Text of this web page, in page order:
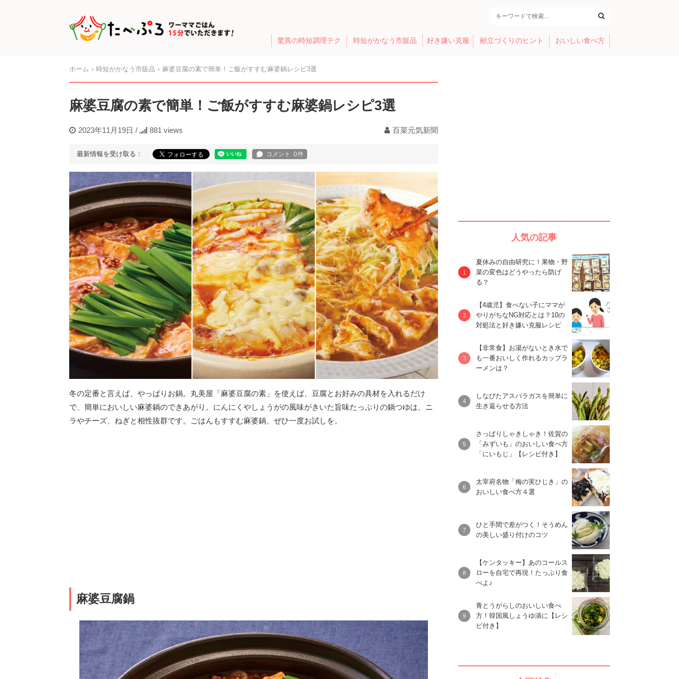
驚異の時短調理テク 時短がかなう市販品 好き嫌い克服 献立づくりのヒント おいしい食べ方
ホーム 時短がかなう市販品 麻婆豆腐の素で簡単！ご飯がすすむ麻婆鍋レシピ3選
麻婆豆腐の素で簡単！ご飯がすすむ麻婆鍋レシピ3選
2023年11月19日 / 881 views 百菜元気新聞
最新情報を受け取る：
冬の定番と言えば、やっぱりお鍋。丸美屋「麻婆豆腐の素」を使えば、豆腐とお好みの具材を入れるだけ
で、簡単においしい麻婆鍋のできあがり。にんにくやしょうがの風味がきいた旨味たっぷりの鍋つゆは、ニ
ラやチーズ、ねぎと相性抜群です。ごはんもすすむ麻婆鍋、ぜひ一度お試しを。
麻婆豆腐鍋
人気の記事
夏休みの自由研究に！果物・野
菜の変色はどうやったら防げ
る？
【4歳児】食べない子にママが
やりがちなNG対応とは？10の
対処法と好き嫌い克服レシピ
【非常食】お湯がないとき水で
も一番おいしく作れるカップラ
ーメンは？
しなびたアスパラガスを簡単に
生き返らせる方法
さっぱりしゃきしゃき！佐賀の
「みずいも」のおいしい食べ方
「にいもじ」【レシピ付き】
太宰府名物「梅の実ひじき」の
おいしい食べ方４選
ひと手間で差がつく！そうめん
の美しい盛り付けのコツ
【ケンタッキー】あのコールス
ローを自宅で再現！たっぷり食
べよ♪
青とうがらしのおいしい食べ
方！韓国風しょうゆ漬に【レシ
ピ付き】